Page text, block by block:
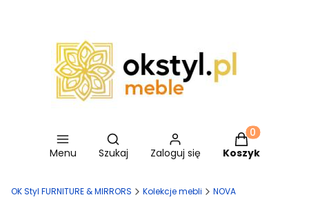
Menu
Otwórz wyszukiwarkę
Szukaj Zaloguj się
Produkty w
Koszyk
OK Styl FURNITURE & MIRRORS Kolekcje mebli NOVA